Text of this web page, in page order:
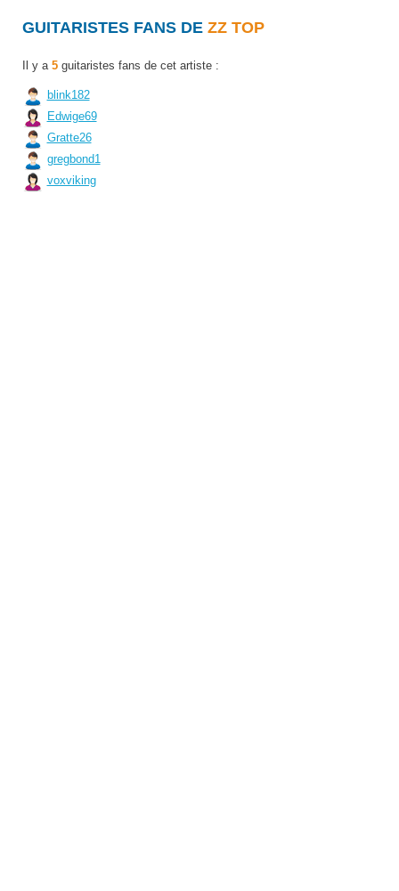
GUITARISTES FANS DE ZZ TOP
Il y a 5guitaristes fans de cet artiste :
blink182
Edwige69
Gratte26
gregbond1
voxviking